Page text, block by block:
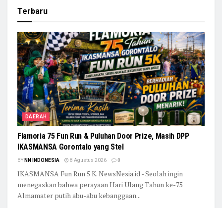
Terbaru
DAERAH
Flamoria 75 Fun Run & Puluhan Door Prize, Masih DPP
IKASMANSA Gorontalo yang Stel
BY NN INDONESIA 8 Agustus 2026 0
IKASMANSA Fun Run 5 K. NewsNesia.id - Seolah ingin
menegaskan bahwa perayaan Hari Ulang Tahun ke-75
Almamater putih abu-abu kebanggaan...